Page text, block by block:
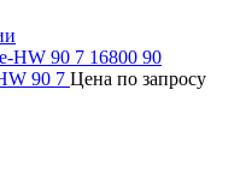
90 7 Цена по запросу